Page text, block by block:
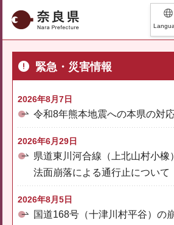
奈良県
緊急・災害情報
2026年8月7日
令和8年熊本地震への本県の対
2026年6月29日
県道東川河合線（上北山村小橡
法面崩落による通行止について
2026年8月5日
国道168号（十津川村平谷）の